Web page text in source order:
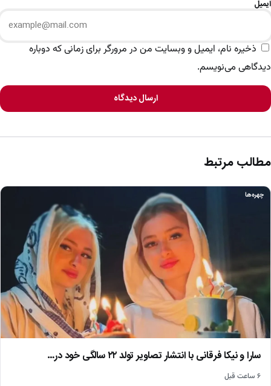
ایمیل
ذخیره نام، ایمیل و وبسایت من در مرورگر برای زمانی که دوباره
دیدگاهی می‌نویسم.
ارسال دیدگاه
مطالب مرتبط
چهره‌ها
سارا و نیکا فرقانی با انتشار تصاویر تولد ۲۲ سالگی خود در…
۶ ساعت قبل